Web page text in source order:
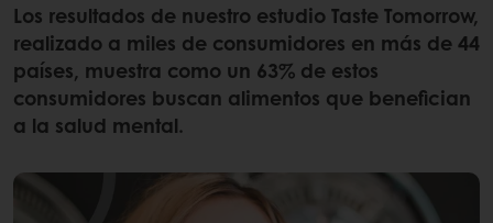
Los resultados de nuestro estudio Taste Tomorrow,
realizado a miles de consumidores en más de 44
países, muestra como un 63% de estos
consumidores buscan alimentos que benefician
a la salud mental.